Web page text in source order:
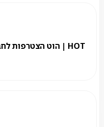
HOT | הוט הצטרפות לחבילות ומבצעי טלוויזיה